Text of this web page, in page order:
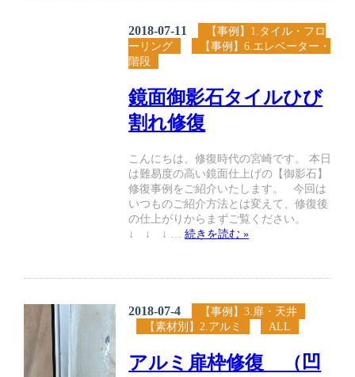
2018-07-11
【事例】1.タイル・フロ
ーリング
【事例】6.エレベーター・
階段
鏡面御影石タイルひび
割れ修復
こんにちは、修復時代の宮崎です。 本日
は難易度の高い鏡面仕上げの【御影石】
修復事例をご紹介いたします。 今回は
いつものご紹介方法とは変えて、修復後
の仕上がりからまずご覧ください。
↓ ↓ ↓ …続きを読む »
2018-07-4
【事例】3.扉・天井
【素材別】2.アルミ
ALL
アルミ扉枠修復 （凹